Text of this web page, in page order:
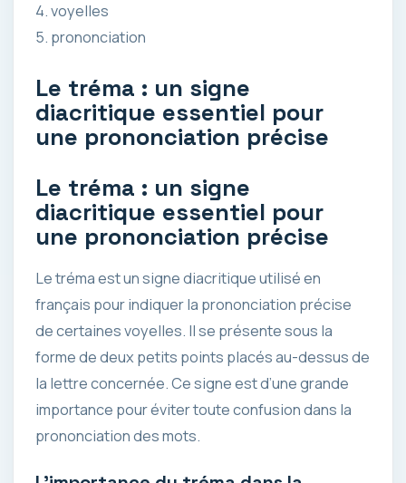
4. voyelles
5. prononciation
Le tréma : un signe
diacritique essentiel pour
une prononciation précise
Le tréma : un signe
diacritique essentiel pour
une prononciation précise
Le tréma est un signe diacritique utilisé en
français pour indiquer la prononciation précise
de certaines voyelles. Il se présente sous la
forme de deux petits points placés au-dessus de
la lettre concernée. Ce signe est d’une grande
importance pour éviter toute confusion dans la
prononciation des mots.